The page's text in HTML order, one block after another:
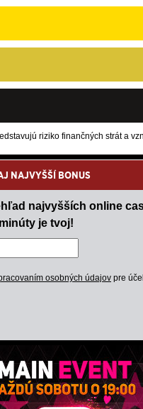
riziko finančných strát a
NAJVYŠŠÍ BONUS
najvyšších online
je tvoj!
osobných údajov pre